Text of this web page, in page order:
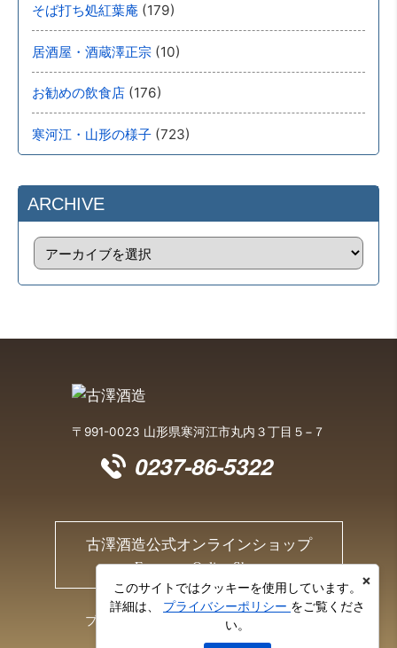
そば打ち処紅葉庵 (179)
居酒屋・酒蔵澤正宗 (10)
お勧めの飲食店 (176)
寒河江・山形の様子 (723)
ARCHIVE
〒991-0023 山形県寒河江市丸内３丁目５−７
0237-86-5322
古澤酒造公式オンラインショップ
Furusawa Online Shop
プライバシーポリシー
このサイトではクッキーを使用しています。
詳細は、 プライバシーポリシー をご覧くださ
い。
×